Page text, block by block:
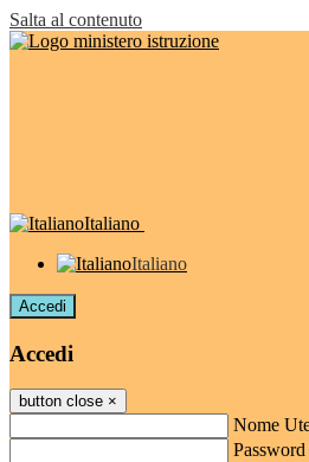
Salta al contenuto
Italiano
Italiano
Accedi
Accedi
button close ×
Nome
Password